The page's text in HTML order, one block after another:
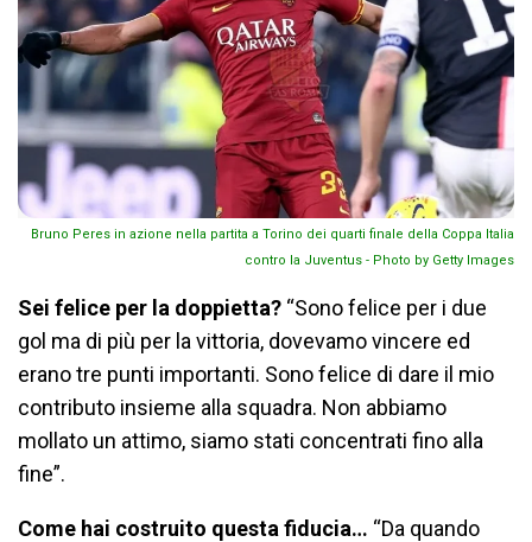
Bruno Peres in azione nella partita a Torino dei quarti finale della Coppa Italia
contro la Juventus - Photo by Getty Images
Sei felice per la doppietta? “Sono felice per i due
gol ma di più per la vittoria, dovevamo vincere ed
erano tre punti importanti. Sono felice di dare il mio
contributo insieme alla squadra. Non abbiamo
mollato un attimo, siamo stati concentrati fino alla
fine”.
Come hai costruito questa fiducia… “Da quando